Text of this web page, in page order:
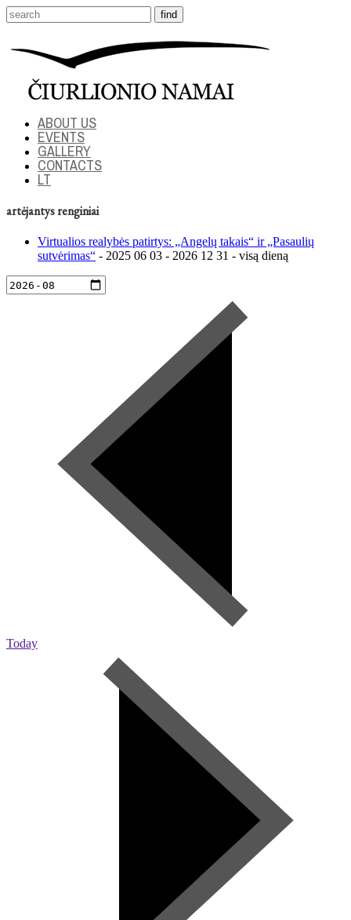
ABOUT US
EVENTS
GALLERY
CONTACTS
LT
artėjantys renginiai
Virtualios realybės patirtys: „Angelų takais“ ir „Pasaulių
sutvėrimas“ - 2025 06 03 - 2026 12 31 - visą dieną
Today